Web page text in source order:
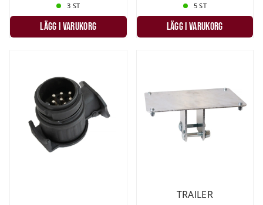
3 ST
LÄGG I VARUKORG
5 ST
LÄGG I VARUKORG
TRAILER